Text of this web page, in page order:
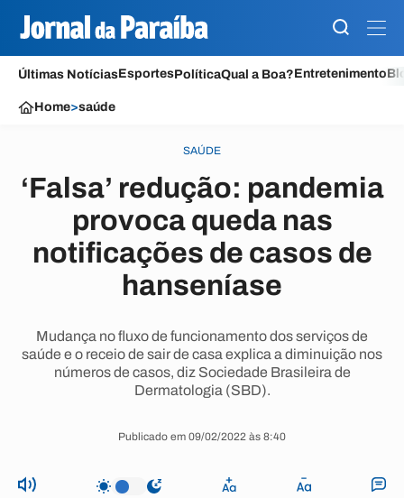
Últimas NotíciasEsportesPolíticaQual a Boa?Entretenimento
Home>saúde
SAÚDE
‘Falsa’ redução: pandemia
provoca queda nas
notificações de casos de
hanseníase
Mudança no fluxo de funcionamento dos serviços de
saúde e o receio de sair de casa explica a diminuição nos
números de casos, diz Sociedade Brasileira de
Dermatologia (SBD).
Publicado em 09/02/2022 às 8:40